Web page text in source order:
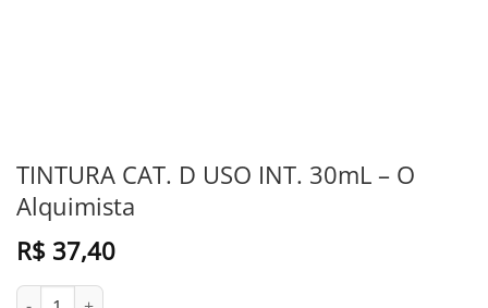
TINTURA CAT. D USO INT. 30mL – O
Alquimista
R$ 37,40
TINTURA CAT. D USO INT. 30mL - O Alquimista quantidade